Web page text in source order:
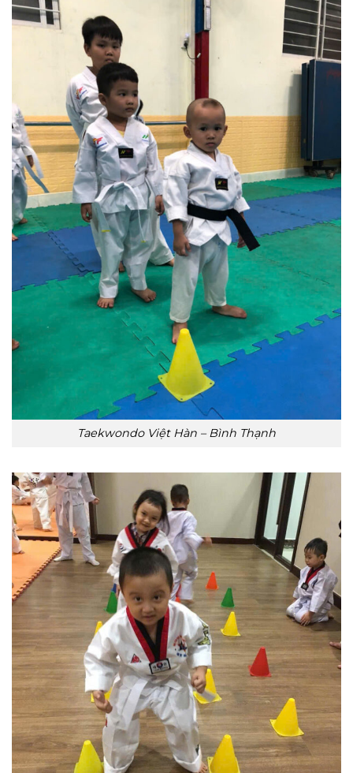
Taekwondo Việt Hàn – Bình Thạnh